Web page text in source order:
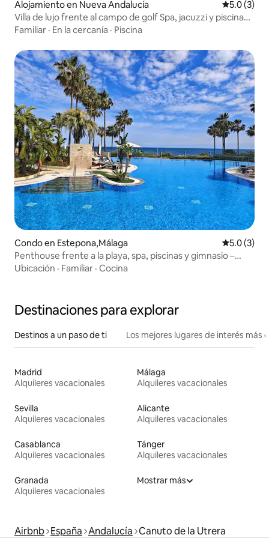
Alojamiento en Nueva Andalucía
5.0 (3)
Villa de lujo frente al campo de golf Spa, jacuzzi y piscina
climatizada
Familiar · En la cercanía · Piscina
Condo en Estepona,Málaga
5.0 (3)
Penthouse frente a la playa, spa, piscinas y gimnasio –
EHHouse
Ubicación · Familiar · Cocina
Destinaciones para explorar
Destinos a un paso de ti Los mejores lugares de interés más
Madrid
Alquileres vacacionales
Málaga
Alquileres vacacionales
Sevilla
Alquileres vacacionales
Alicante
Alquileres vacacionales
Casablanca
Alquileres vacacionales
Tánger
Alquileres vacacionales
Granada
Alquileres vacacionales
Mostrar más
Airbnb España Andalucía Canuto de la Utrera